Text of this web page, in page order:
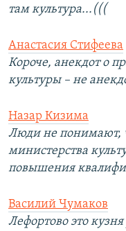
там культура...(((
Анастасия Стифеева
Короче, анекдот о
культуры – не
Назар Кизима
Люди не понимают,
министерства
повышения
Василий Чумаков
Лефортово это